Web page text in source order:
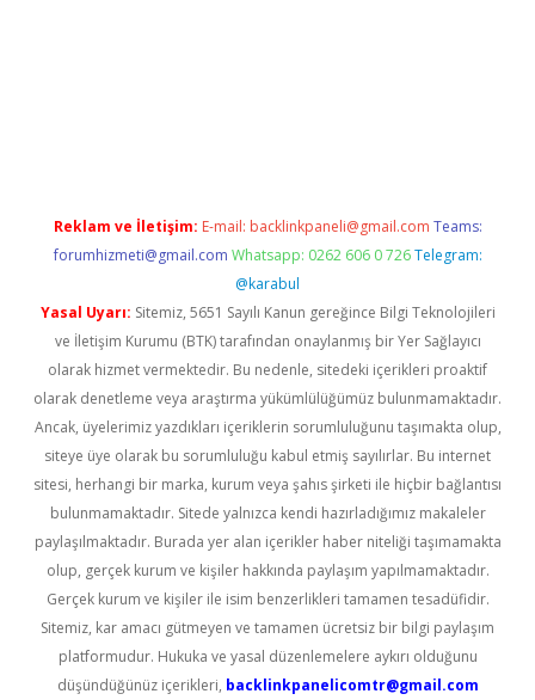
Reklam ve İletişim: E-mail: backlinkpaneli@gmail.com Teams:
forumhizmeti@gmail.com Whatsapp: 0262 606 0 726 Telegram:
@karabul
Yasal Uyarı: Sitemiz, 5651 Sayılı Kanun gereğince Bilgi Teknolojileri
ve İletişim Kurumu (BTK) tarafından onaylanmış bir Yer Sağlayıcı
olarak hizmet vermektedir. Bu nedenle, sitedeki içerikleri proaktif
olarak denetleme veya araştırma yükümlülüğümüz bulunmamaktadır.
Ancak, üyelerimiz yazdıkları içeriklerin sorumluluğunu taşımakta olup,
siteye üye olarak bu sorumluluğu kabul etmiş sayılırlar. Bu internet
sitesi, herhangi bir marka, kurum veya şahıs şirketi ile hiçbir bağlantısı
bulunmamaktadır. Sitede yalnızca kendi hazırladığımız makaleler
paylaşılmaktadır. Burada yer alan içerikler haber niteliği taşımamakta
olup, gerçek kurum ve kişiler hakkında paylaşım yapılmamaktadır.
Gerçek kurum ve kişiler ile isim benzerlikleri tamamen tesadüfidir.
Sitemiz, kar amacı gütmeyen ve tamamen ücretsiz bir bilgi paylaşım
platformudur. Hukuka ve yasal düzenlemelere aykırı olduğunu
düşündüğünüz içerikleri, backlinkpanelicomtr@gmail.com